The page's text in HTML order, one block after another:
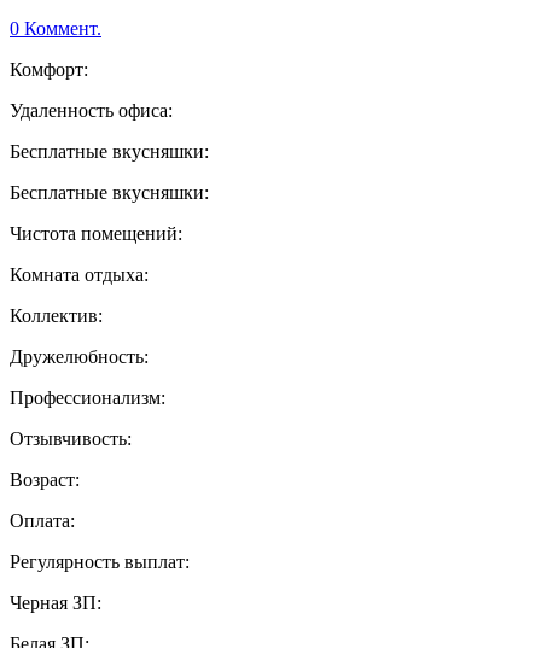
0 Коммент.
Комфорт:
Удаленность офиса:
Бесплатные вкусняшки:
Бесплатные вкусняшки:
Чистота помещений:
Комната отдыха:
Коллектив:
Дружелюбность:
Профессионализм:
Отзывчивость:
Возраст:
Оплата:
Регулярность выплат:
Черная ЗП: